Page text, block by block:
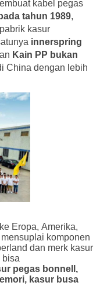
kabel pegas
tahun 1989,
kasur
innerspring
Kain PP bukan
China dengan lebih
Eropa, Amerika,
komponen
dan merk kasur
bisa
pegas bonnell,
kasur busa